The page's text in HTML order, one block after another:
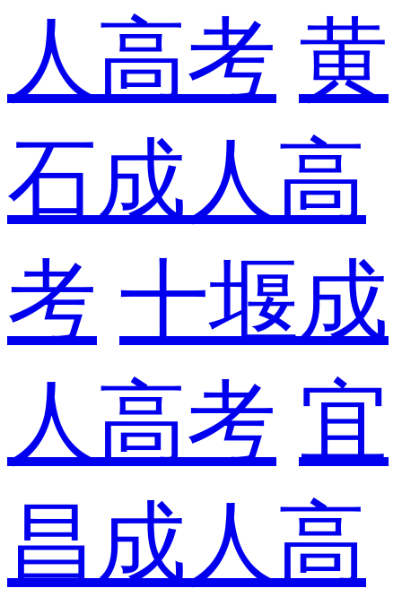
人高考 黄
石成人高
考 十堰成
人高考 宜
昌成人高